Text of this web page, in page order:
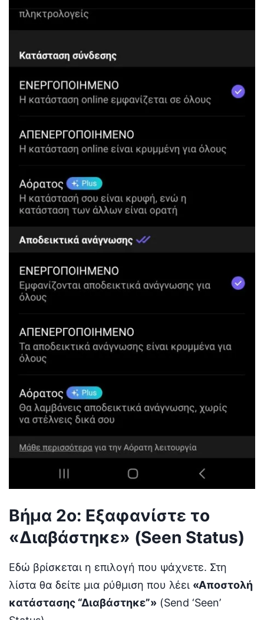
Βήμα 2ο: Εξαφανίστε το
«Διαβάστηκε» (Seen Status)
Εδώ βρίσκεται η επιλογή που ψάχνετε. Στη
λίστα θα δείτε μια ρύθμιση που λέει «Αποστολή
κατάστασης “Διαβάστηκε”» (Send ‘Seen’